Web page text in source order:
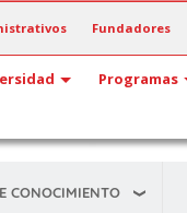
Fundadores
Programas
CONOCIMIENTO